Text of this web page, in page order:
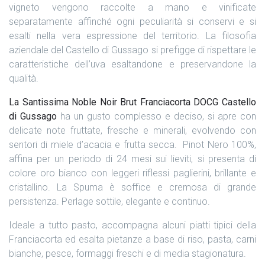
vigneto vengono raccolte a mano e vinificate
separatamente affinché ogni peculiarità si conservi e si
esalti nella vera espressione del territorio. La filosofia
aziendale del Castello di Gussago si prefigge di rispettare le
caratteristiche dell’uva esaltandone e preservandone la
qualità.
La Santissima Noble Noir Brut Franciacorta DOCG Castello
di Gussago ha un gusto complesso e deciso, si apre con
delicate note fruttate, fresche e minerali, evolvendo con
sentori di miele d’acacia e frutta secca.
Pinot Nero 100%,
affina per un periodo di 24 mesi sui lieviti, si presenta di
colore oro bianco con leggeri riflessi paglierini, brillante e
cristallino. La Spuma è soffice e cremosa di grande
persistenza. Perlage sottile, elegante e continuo.
Ideale a tutto pasto, accompagna alcuni piatti tipici della
Franciacorta ed esalta pietanze a base di riso, pasta, carni
bianche, pesce, formaggi freschi e di media stagionatura.